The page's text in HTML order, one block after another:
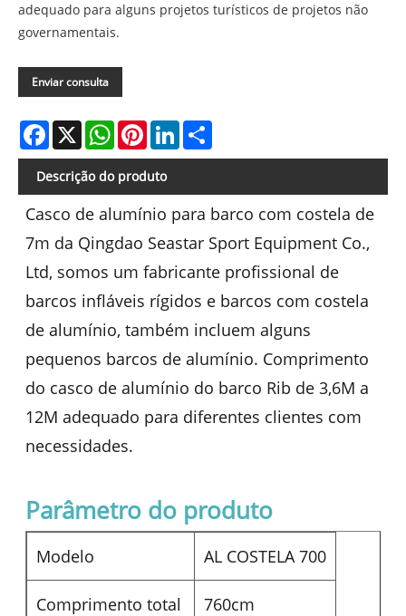
adequado para alguns projetos turísticos de projetos não
governamentais.
Enviar consulta
Facebook
X WhatsAppPinterestLinkedIn
Descrição do produto
Casco de alumínio para barco com costela de
7m da Qingdao Seastar Sport Equipment Co.,
Ltd, somos um fabricante profissional de
barcos infláveis ​​rígidos e barcos com costela
de alumínio, também incluem alguns
pequenos barcos de alumínio. Comprimento
do casco de alumínio do barco Rib de 3,6M a
12M adequado para diferentes clientes com
necessidades.
Parâmetro do produto
Modelo AL COSTELA 700
Comprimento total 760cm